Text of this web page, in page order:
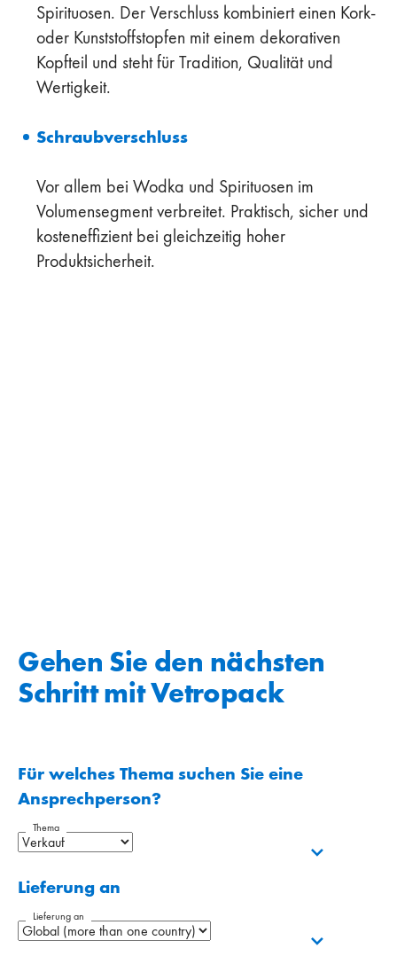
Spirituosen. Der Verschluss kombiniert einen Kork-
oder Kunststoffstopfen mit einem dekorativen
Kopfteil und steht für Tradition, Qualität und
Wertigkeit.
Schraubverschluss
Vor allem bei Wodka und Spirituosen im
Volumensegment verbreitet. Praktisch, sicher und
kosteneffizient bei gleichzeitig hoher
Produktsicherheit.
Gehen Sie den nächsten
Schritt mit Vetropack
Für welches Thema suchen Sie eine
Ansprechperson?
Thema
Lieferung an
Lieferung an